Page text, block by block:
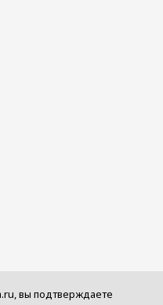
вы подтверждаете